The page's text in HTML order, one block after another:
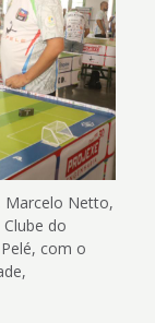
Marcelo Netto,
do
com o